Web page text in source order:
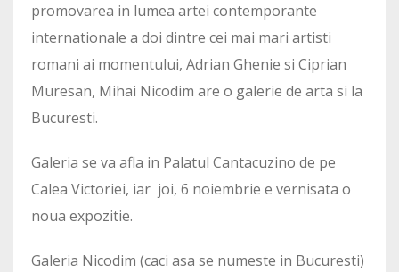
promovarea in lumea artei contemporante
internationale a doi dintre cei mai mari artisti
romani ai momentului, Adrian Ghenie si Ciprian
Muresan, Mihai Nicodim are o galerie de arta si la
Bucuresti.
Galeria se va afla in Palatul Cantacuzino de pe
Calea Victoriei, iar joi, 6 noiembrie e vernisata o
noua expozitie.
Galeria Nicodim (caci asa se numeste in Bucuresti)